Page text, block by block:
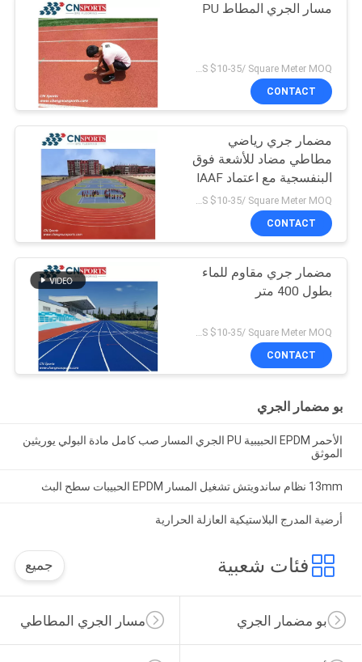
مسار الجري المطاط PU
US $10-35/ Square Meter MOQ:/
CONTACT
مضمار جري رياضي
مطاطي مضاد للأشعة فوق
البنفسجية مع اعتماد IAAF
CONTACT
مضمار جري مقاوم للماء
بطول 400 متر
CONTACT
بو مضمار الجري
الأحمر EPDM الحبيبية PU الجري المسار صب كامل مادة البولي يوريثين
الموثق
13mm نظام ساندويتش تشغيل المسار EPDM الحبيبات سطح البث
أرضية المدرج البلاستيكية العازلة الحرارية
فئات شعبية جميع
مسار الجري المطاطي بو مضمار الجري